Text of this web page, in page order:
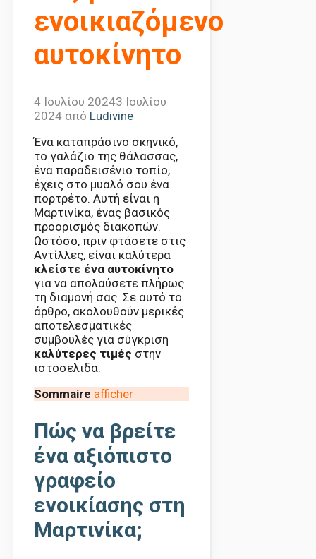
ενοικιαζόμενο
αυτοκίνητο
4 Ιουλίου 20243 Ιουλίου
2024 από Ludivine
Ένα καταπράσινο σκηνικό,
το γαλάζιο της θάλασσας,
ένα παραδεισένιο τοπίο,
έχεις στο μυαλό σου ένα
πορτρέτο. Αυτή είναι η
Μαρτινίκα, ένας βασικός
προορισμός διακοπών.
Ωστόσο, πριν φτάσετε στις
Αντίλλες, είναι καλύτερα
κλείστε ένα αυτοκίνητο
για να απολαύσετε πλήρως
τη διαμονή σας. Σε αυτό το
άρθρο, ακολουθούν μερικές
αποτελεσματικές
συμβουλές για σύγκριση
καλύτερες τιμές στην
ιστοσελιδα.
Sommaire afficher
Πώς να βρείτε
ένα αξιόπιστο
γραφείο
ενοικίασης στη
Μαρτινίκα;